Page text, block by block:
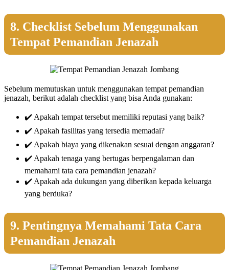
8. Checklist Sebelum Menggunakan
Tempat Pemandian Jenazah
Sebelum memutuskan untuk menggunakan tempat pemandian
jenazah, berikut adalah checklist yang bisa Anda gunakan:
✔️ Apakah tempat tersebut memiliki reputasi yang baik?
✔️ Apakah fasilitas yang tersedia memadai?
✔️ Apakah biaya yang dikenakan sesuai dengan anggaran?
✔️ Apakah tenaga yang bertugas berpengalaman dan
memahami tata cara pemandian jenazah?
✔️ Apakah ada dukungan yang diberikan kepada keluarga
yang berduka?
9. Pentingnya Memahami Tata Cara
Pemandian Jenazah